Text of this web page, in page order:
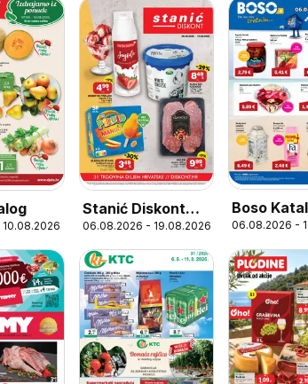
Stanić Diskont
Katalog
06.08.2026 - 19.08.2026
Boso
06.08.2026 -